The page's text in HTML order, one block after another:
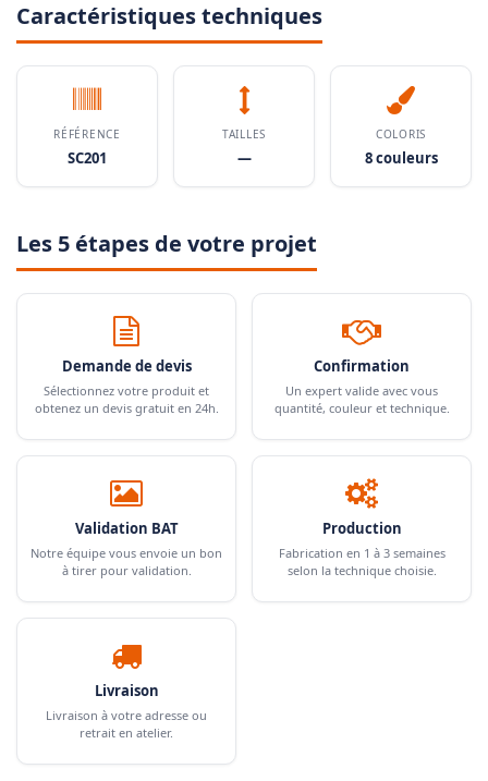
Caractéristiques techniques
RÉFÉRENCE
SC201
TAILLES
—
COLORIS
8 couleurs
Les 5 étapes de votre projet
Demande de devis
Sélectionnez votre produit et
obtenez un devis gratuit en 24h.
Confirmation
Un expert valide avec vous
quantité, couleur et technique.
Validation BAT
Notre équipe vous envoie un bon
à tirer pour validation.
Production
Fabrication en 1 à 3 semaines
selon la technique choisie.
Livraison
Livraison à votre adresse ou
retrait en atelier.